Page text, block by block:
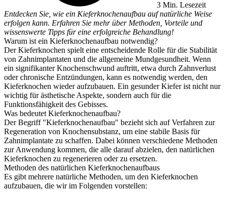
3 Min. Lesezeit
Entdecken Sie, wie ein Kieferknochenaufbau auf natürliche Weise
erfolgen kann. Erfahren Sie mehr über Methoden, Vorteile und
wissenswerte Tipps für eine erfolgreiche Behandlung!
Warum ist ein Kieferknochenaufbau notwendig?
Der Kieferknochen spielt eine entscheidende Rolle für die Stabilität
von Zahnimplantaten und die allgemeine Mundgesundheit. Wenn
ein signifikanter Knochenschwund auftritt, etwa durch Zahnverlust
oder chronische Entzündungen, kann es notwendig werden, den
Kieferknochen wieder aufzubauen. Ein gesunder Kiefer ist nicht nur
wichtig für ästhetische Aspekte, sondern auch für die
Funktionsfähigkeit des Gebisses.
Was bedeutet Kieferknochenaufbau?
Der Begriff "Kieferknochenaufbau" bezieht sich auf Verfahren zur
Regeneration von Knochensubstanz, um eine stabile Basis für
Zahnimplantate zu schaffen. Dabei können verschiedene Methoden
zur Anwendung kommen, die alle darauf abzielen, den natürlichen
Kieferknochen zu regenerieren oder zu ersetzen.
Methoden des natürlichen Kieferknochenaufbaus
Es gibt mehrere natürliche Methoden, um den Kieferknochen
aufzubauen, die wir im Folgenden vorstellen: